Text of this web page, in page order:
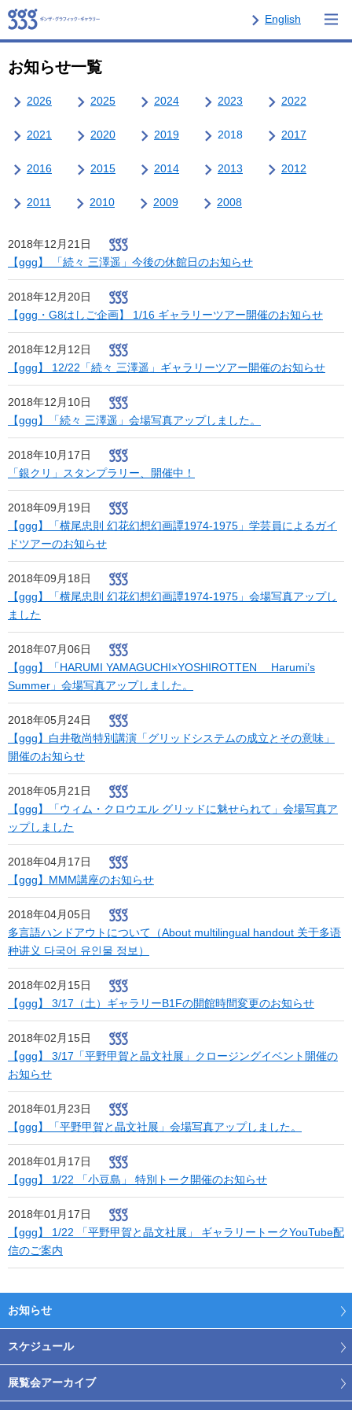
English
お知らせ一覧
2026 2025 2024 2023 2022
2021 2020 2019 2018 2017
2016 2015 2014 2013 2012
2011 2010 2009 2008
2018年12月21日
【ggg】 「続々 三澤遥」今後の休館日のお知らせ
2018年12月20日
【ggg・G8はしご企画】 1/16 ギャラリーツアー開催のお知らせ
2018年12月12日
【ggg】 12/22「続々 三澤遥」ギャラリーツアー開催のお知らせ
2018年12月10日
【ggg】「続々 三澤遥」会場写真アップしました。
2018年10月17日
「銀クリ」スタンプラリー、開催中！
2018年09月19日
【ggg】「横尾忠則 幻花幻想幻画譚1974-1975」学芸員によるガイ
ドツアーのお知らせ
2018年09月18日
【ggg】「横尾忠則 幻花幻想幻画譚1974-1975」会場写真アップし
ました
2018年07月06日
【ggg】「HARUMI YAMAGUCHI×YOSHIROTTEN Harumi’s
Summer」会場写真アップしました。
2018年05月24日
【ggg】白井敬尚特別講演「グリッドシステムの成立とその意味」
開催のお知らせ
2018年05月21日
【ggg】「ウィム・クロウエル グリッドに魅せられて」会場写真ア
ップしました
2018年04月17日
【ggg】MMM講座のお知らせ
2018年04月05日
多言語ハンドアウトについて（About multilingual handout 关于多语
种讲义 다국어 유인물 정보）
2018年02月15日
【ggg】 3/17（土）ギャラリーB1Fの開館時間変更のお知らせ
2018年02月15日
【ggg】 3/17「平野甲賀と晶文社展」クロージングイベント開催の
お知らせ
2018年01月23日
【ggg】「平野甲賀と晶文社展」会場写真アップしました。
2018年01月17日
【ggg】 1/22 「小豆島」 特別トーク開催のお知らせ
2018年01月17日
【ggg】 1/22 「平野甲賀と晶文社展」 ギャラリートークYouTube配
信のご案内
お知らせ
スケジュール
展覧会アーカイブ